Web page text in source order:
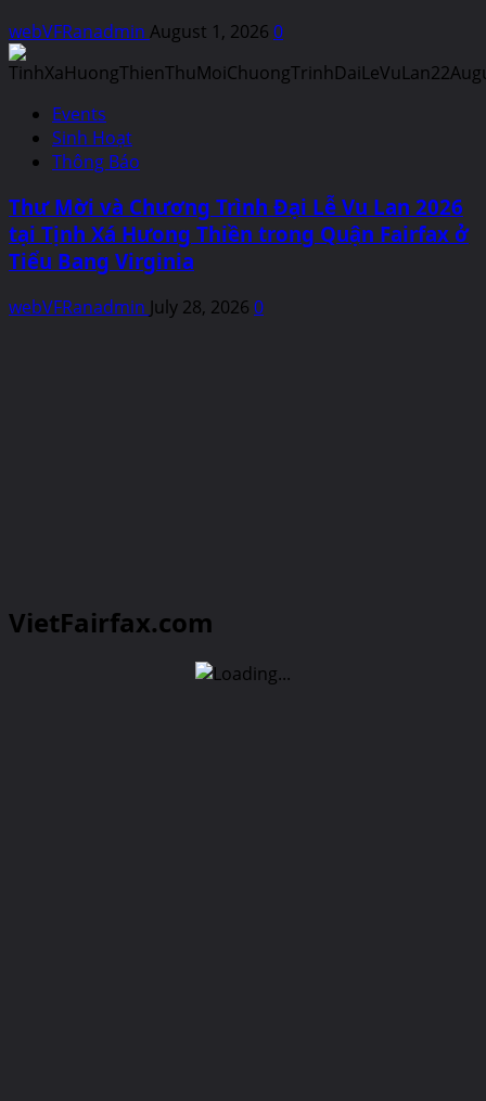
webVFRanadmin August 1, 2026 0
Events
Sinh Hoạt
Thông Báo
Thư Mời và Chương Trình Đại Lễ Vu Lan 2026
tại Tịnh Xá Hưong Thiền trong Quận Fairfax ở
Tiểu Bang Virginia
webVFRanadmin July 28, 2026 0
VietFairfax.com